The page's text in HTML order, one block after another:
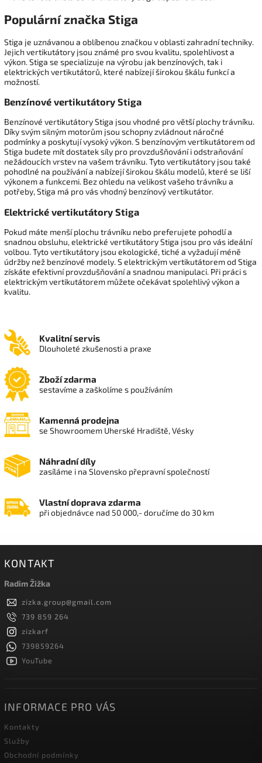
Populární značka Stiga
Stiga je uznávanou a oblíbenou značkou v oblasti zahradní techniky.
Jejich vertikutátory jsou známé pro svou kvalitu, spolehlivost a
výkon. Stiga se specializuje na výrobu jak benzínových, tak i
elektrických vertikutátorů, které nabízejí širokou škálu funkcí a
možností.
Benzínové vertikutátory Stiga
Benzínové vertikutátory Stiga jsou vhodné pro větší plochy trávníku.
Díky svým silným motorům jsou schopny zvládnout náročné
podmínky a poskytují vysoký výkon. S benzínovým vertikutátorem od
Stiga budete mít dostatek síly pro provzdušňování i odstraňování
nežádoucích vrstev na vašem trávníku. Tyto vertikutátory jsou také
pohodlné na používání a nabízejí širokou škálu modelů, které se liší
výkonem a funkcemi. Bez ohledu na velikost vašeho trávníku a
potřeby, Stiga má pro vás vhodný benzínový vertikutátor.
Elektrické vertikutátory Stiga
Pokud máte menší plochu trávníku nebo preferujete pohodlí a
snadnou obsluhu, elektrické vertikutátory Stiga jsou pro vás ideální
volbou. Tyto vertikutátory jsou ekologické, tiché a vyžadují méně
údržby než benzínové modely. S elektrickým vertikutátorem od Stiga
získáte efektivní provzdušňování a snadnou manipulaci. Při práci s
elektrickým vertikutátorem můžete očekávat spolehlivý výkon a
kvalitu.
Kvalitní servis
Dlouholeté zkušenosti a praxe
Zboží zdarma
sestavíme a zaškolíme s používáním
Kamenná prodejna
se Showroomem Uherské Hradiště, Vésky
Náhradní díly
zasíláme i na Slovensko přepravní společností
Vlastní doprava zdarma
při objednávce nad 50 000,- doručíme do 30 km
KONTAKT
Radim Žižka
zizka.group@gmail.com
739 859 264
zizkarf
739859264
YouTube
INFORMACE PRO VÁS
Kontakty
Služby
Obchodní podmínky